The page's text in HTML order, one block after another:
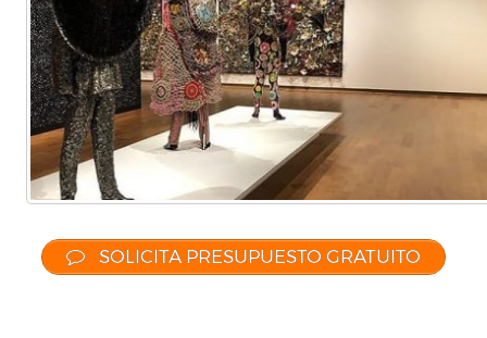
SOLICITA PRESUPUESTO GRATUITO